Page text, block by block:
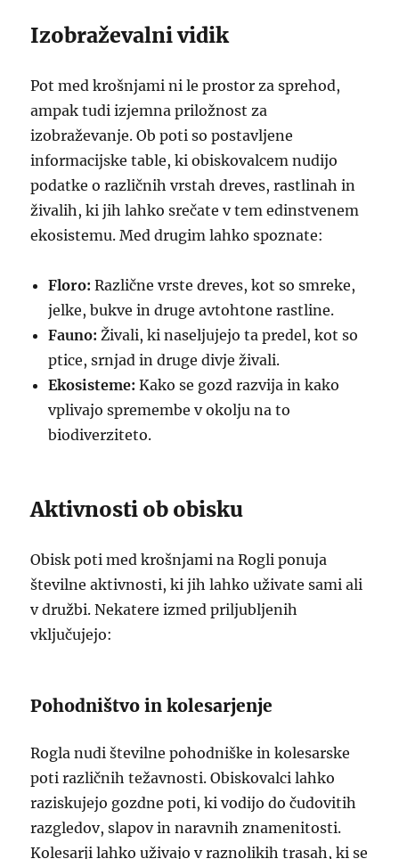
Izobraževalni vidik
Pot med krošnjami ni le prostor za sprehod,
ampak tudi izjemna priložnost za
izobraževanje. Ob poti so postavljene
informacijske table, ki obiskovalcem nudijo
podatke o različnih vrstah dreves, rastlinah in
živalih, ki jih lahko srečate v tem edinstvenem
ekosistemu. Med drugim lahko spoznate:
Floro: Različne vrste dreves, kot so smreke,
jelke, bukve in druge avtohtone rastline.
Fauno: Živali, ki naseljujejo ta predel, kot so
ptice, srnjad in druge divje živali.
Ekosisteme: Kako se gozd razvija in kako
vplivajo spremembe v okolju na to
biodiverziteto.
Aktivnosti ob obisku
Obisk poti med krošnjami na Rogli ponuja
številne aktivnosti, ki jih lahko uživate sami ali
v družbi. Nekatere izmed priljubljenih
vključujejo:
Pohodništvo in kolesarjenje
Rogla nudi številne pohodniške in kolesarske
poti različnih težavnosti. Obiskovalci lahko
raziskujejo gozdne poti, ki vodijo do čudovitih
razgledov, slapov in naravnih znamenitosti.
Kolesarji lahko uživajo v raznolikih trasah, ki se